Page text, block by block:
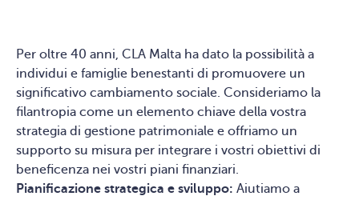
Per oltre 40 anni, CLA Malta ha dato la possibilità a
individui e famiglie benestanti di promuovere un
significativo cambiamento sociale. Consideriamo la
filantropia come un elemento chiave della vostra
strategia di gestione patrimoniale e offriamo un
supporto su misura per integrare i vostri obiettivi di
beneficenza nei vostri piani finanziari.
Pianificazione strategica e sviluppo: Aiutiamo a